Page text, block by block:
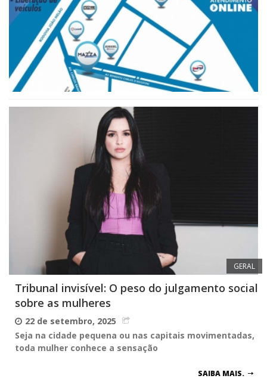
GERAL
Tribunal invisível: O peso do julgamento social
sobre as mulheres
22 de setembro, 2025
Seja na cidade pequena ou nas capitais movimentadas,
toda mulher conhece a sensação
SAIBA MAIS.